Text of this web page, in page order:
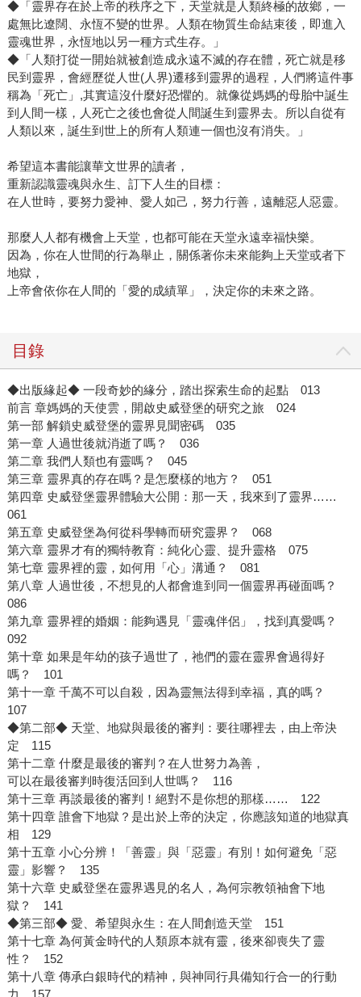
◆「靈界存在於上帝的秩序之下，天堂就是人類終極的故鄉，一
處無比遼闊、永恆不變的世界。人類在物質生命結束後，即進入
靈魂世界，永恆地以另一種方式生存。」
◆「人類打從一開始就被創造成永遠不滅的存在體，死亡就是移
民到靈界，會經歷從人世(人界)遷移到靈界的過程，人們將這件事
稱為「死亡」,其實這沒什麼好恐懼的。就像從媽媽的母胎中誕生
到人間一樣，人死亡之後也會從人間誕生到靈界去。所以自從有
人類以來，誕生到世上的所有人類連一個也沒有消失。」
希望這本書能讓華文世界的讀者，
重新認識靈魂與永生、訂下人生的目標：
在人世時，要努力愛神、愛人如己，努力行善，遠離惡人惡靈。
那麼人人都有機會上天堂，也都可能在天堂永遠幸福快樂。
因為，你在人世間的行為舉止，關係著你未來能夠上天堂或者下
地獄，
上帝會依你在人間的「愛的成績單」，決定你的未來之路。
目錄
◆出版緣起◆ 一段奇妙的緣分，踏出探索生命的起點 013
前言 章媽媽的天使雲，開啟史威登堡的研究之旅 024
第一部 解鎖史威登堡的靈界見聞密碼 035
第一章 人過世後就消逝了嗎？ 036
第二章 我們人類也有靈嗎？ 045
第三章 靈界真的存在嗎？是怎麼樣的地方？ 051
第四章 史威登堡靈界體驗大公開：那一天，我來到了靈界……
061
第五章 史威登堡為何從科學轉而研究靈界？ 068
第六章 靈界才有的獨特教育：純化心靈、提升靈格 075
第七章 靈界裡的靈，如何用「心」溝通？ 081
第八章 人過世後，不想見的人都會進到同一個靈界再碰面嗎？
086
第九章 靈界裡的婚姻：能夠遇見「靈魂伴侶」，找到真愛嗎？
092
第十章 如果是年幼的孩子過世了，祂們的靈在靈界會過得好
嗎？ 101
第十一章 千萬不可以自殺，因為靈無法得到幸福，真的嗎？
107
◆第二部◆ 天堂、地獄與最後的審判：要往哪裡去，由上帝決
定 115
第十二章 什麼是最後的審判？在人世努力為善，
可以在最後審判時復活回到人世嗎？ 116
第十三章 再談最後的審判！絕對不是你想的那樣…… 122
第十四章 誰會下地獄？是出於上帝的決定，你應該知道的地獄真
相 129
第十五章 小心分辨！「善靈」與「惡靈」有別！如何避免「惡
靈」影響？ 135
第十六章 史威登堡在靈界遇見的名人，為何宗教領袖會下地
獄？ 141
◆第三部◆ 愛、希望與永生：在人間創造天堂 151
第十七章 為何黃金時代的人類原本就有靈，後來卻喪失了靈
性？ 152
第十八章 傳承白銀時代的精神，與神同行具備知行合一的行動
力 157